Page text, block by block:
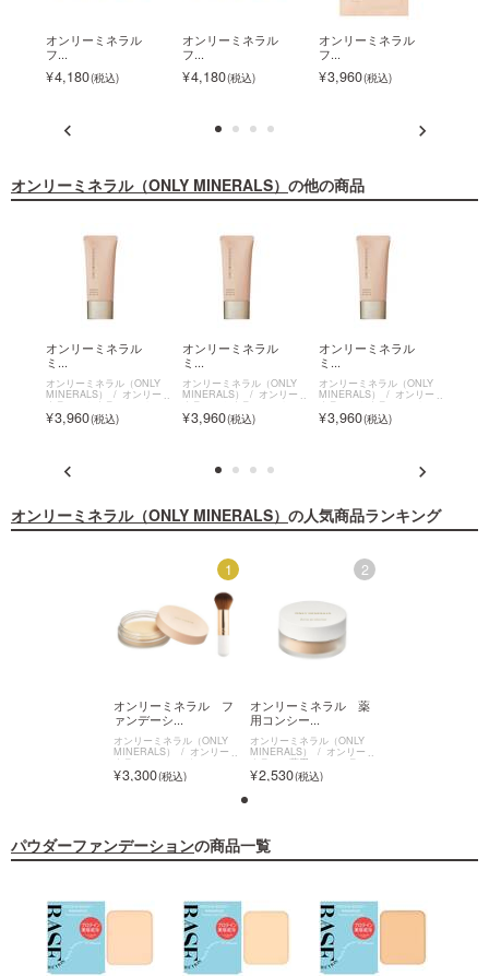
オンリーミネラル
フ...
4,180
オンリーミネラル
フ...
4,180
オンリーミネラル
フ...
3,960
オンリーミネラル（ONLY MINERALS） の他の商品
オンリーミネラル
ミ...
オンリーミネラル（ONLY
MINERALS） オンリーミ
ネラル ミネラルエッセン
スBBクリームN
3,960
オンリーミネラル
ミ...
オンリーミネラル（ONLY
MINERALS） オンリーミ
ネラル ミネラルエッセン
スBBクリームN
3,960
オンリーミネラル
ミ...
オンリーミネラル（ONLY
MINERALS） オンリーミ
ネラル ミネラルエッセン
スBBクリームN
3,960
オンリーミネラル（ONLY MINERALS） の人気商品ランキング
1
オンリーミネラル フ
ァンデーシ...
オンリーミネラル（ONLY
MINERALS） オンリーミ
ネラル ファンデーション
スターターキット
3,300
2
オンリーミネラル 薬
用コンシー...
オンリーミネラル（ONLY
MINERALS） オンリーミ
ネラル 薬用コンシーラ
ー アクネプロテクター
2,530
パウダーファンデーションの商品一覧